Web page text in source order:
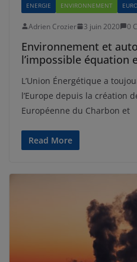
ENERGIE ENVIRONNEMENT
Adrien Crozier 3 juin 2020 0
Environnement et
l’impossible équation
L’Union Énergétique a
l’Europe depuis la création
Européenne du Charbon et
Read More